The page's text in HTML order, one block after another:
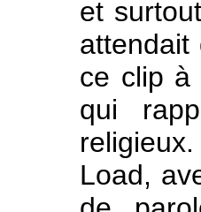
et
ce clip à
qui
Load,